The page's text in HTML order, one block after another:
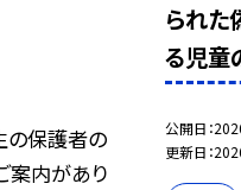
の保護者の
案内があり
られた
る児童
公開日
更新日